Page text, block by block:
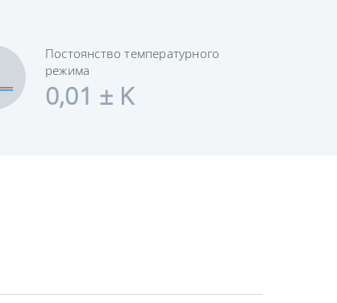
Постоянство температурного
режима
0,01 ± K